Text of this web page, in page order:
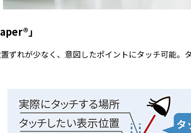
」
ずれが少なく、意図したポイントにタッチ可能